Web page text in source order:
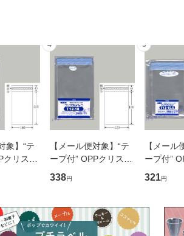
象】“テ
クリスタ
(160×2
100枚
4
【メール便対象】“テ
ープ付” OPPクリスタ
ルパック T12-18 OPP
袋 100枚 （1個口：
338円
5
【メール
ープ付”
ルパック
PP袋
321円